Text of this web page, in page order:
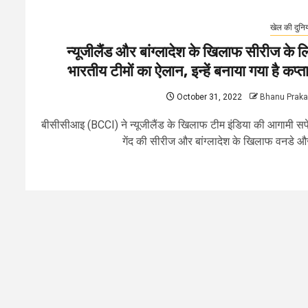
खेल की
न्यूजीलैंड और बांग्लादेश के खिलाफ सीरीज के
भारतीय टीमों का ऐलान, इन्हें बनाया गया है
October 31, 2022 Bhanu
बीसीसीआइ (BCCI) ने न्यूजीलैंड के खिलाफ टीम इंडिया की आगामी
गेंद की सीरीज और बांग्लादेश के खिलाफ वनडे